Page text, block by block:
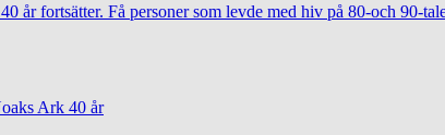
år fortsätter. Få personer som levde med hiv på 80-och 90-